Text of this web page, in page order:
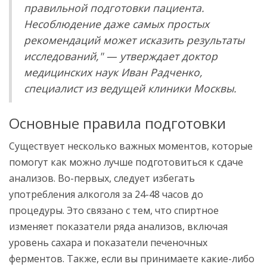
правильной подготовки пациента.
Несоблюдение даже самых простых
рекомендаций может исказить результаты
исследований," — утверждает доктор
медицинских наук Иван Радченко,
специалист из ведущей клиники Москвы.
Основные правила подготовки
Существует несколько важных моментов, которые
помогут как можно лучше подготовиться к сдаче
анализов. Во-первых, следует избегать
употребления алкоголя за 24-48 часов до
процедуры. Это связано с тем, что спиртное
изменяет показатели ряда анализов, включая
уровень сахара и показатели печеночных
ферментов. Также, если вы принимаете какие-либо